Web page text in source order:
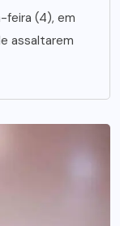
feira (4), em
assaltarem